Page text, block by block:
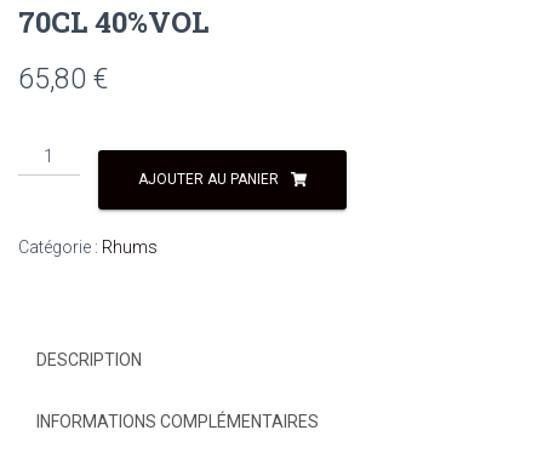
70CL 40%VOL
65,80 €
quantité
de
MONYMUSK
AMBREE
AJOUTER AU PANIER
Catégorie : Rhums
DESCRIPTION
INFORMATIONS COMPLÉMENTAIRES